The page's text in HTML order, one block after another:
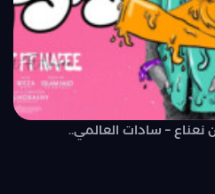
– سادات العالمي..